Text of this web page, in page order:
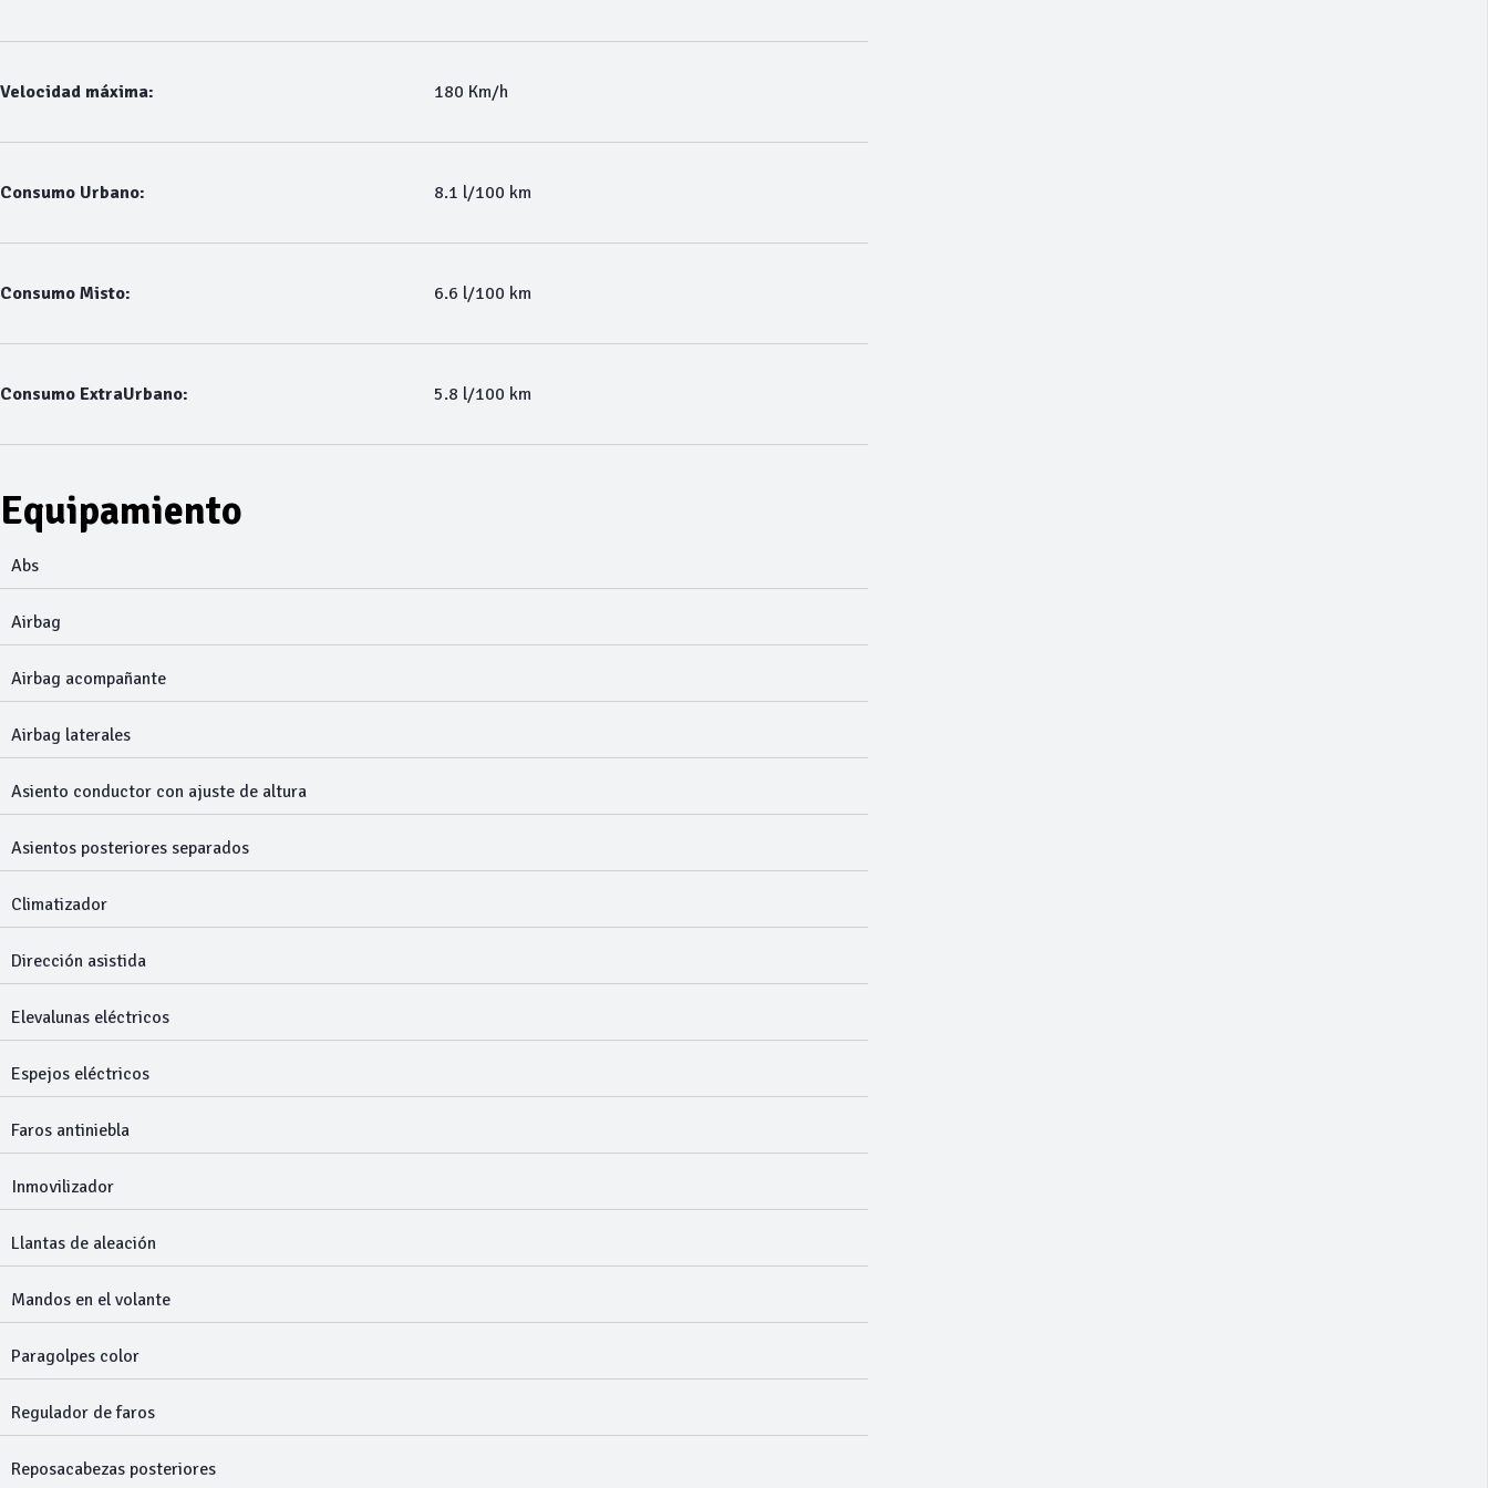
Velocidad máxima: 180 Km/h
Consumo Urbano: 8.1 l/100 km
Consumo Misto: 6.6 l/100 km
Consumo ExtraUrbano: 5.8 l/100 km
Equipamiento
Abs
Airbag
Airbag acompañante
Airbag laterales
Asiento conductor con ajuste de altura
Asientos posteriores separados
Climatizador
Dirección asistida
Elevalunas eléctricos
Espejos eléctricos
Faros antiniebla
Inmovilizador
Llantas de aleación
Mandos en el volante
Paragolpes color
Regulador de faros
Reposacabezas posteriores